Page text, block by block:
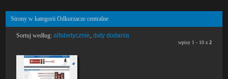
Strony w kategorii Odkurzacze centralne
Sortuj według:alfabetycznie,daty dodania
wpisy 1 - 10 z 2